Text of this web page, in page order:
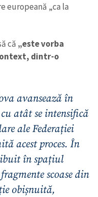
ZdG
русском
europeană „ca la
că „este vorba
dintr-o
avansează în
atât se intensifică
ale Federației
acest proces. În
în spațiul
scoase din
obișnuită,